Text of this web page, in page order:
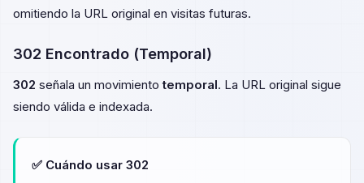
omitiendo la URL original en visitas futuras.
302 Encontrado (Temporal)
302 señala un movimientotemporal. La URL original sigue
siendo válida e indexada.
✅ Cuándo usar 302